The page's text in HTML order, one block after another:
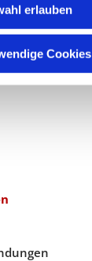
erlauben
Cookies